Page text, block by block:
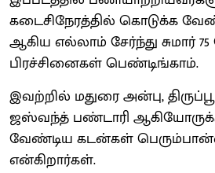
கடைசிநேரத்தில் கொடுக்க
ஆகிய எல்லாம் சேர்ந்து சுமார்
பிரச்சினைகள் பெண்டிங்காம்.
இவற்றில் மதுரை அன்பு,
ஜஸ்வந்த் பண்டாரி
வேண்டிய கடன்கள்
என்கிறார்கள்.